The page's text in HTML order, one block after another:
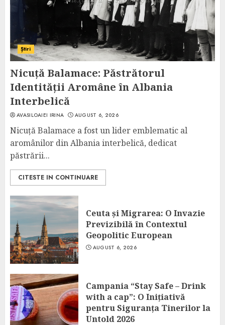
Știri
Nicuță Balamace: Păstrătorul
Identității Aromâne în Albania
Interbelică
AVASILOAIEI IRINA AUGUST 6, 2026
Nicuță Balamace a fost un lider emblematic al
aromânilor din Albania interbelică, dedicat
păstrării...
CITESTE IN CONTINUARE
Ceuta și Migrarea: O Invazie
Previzibilă în Contextul
Geopolitic European
AUGUST 6, 2026
Campania “Stay Safe – Drink
with a cap”: O Inițiativă
pentru Siguranța Tinerilor la
Untold 2026